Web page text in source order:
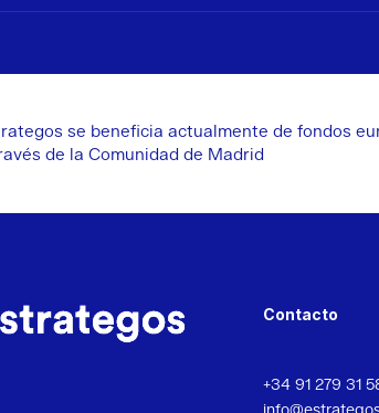
se beneficia actualmente de fondos
de la Comunidad de Madrid
Contacto
+34 91 279 31